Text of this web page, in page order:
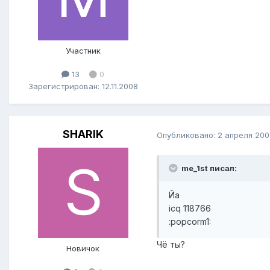
Участник
13
0
Зарегистрирован: 12.11.2008
SHARIK
Новичок
Опубликовано: 2 апреля
me_1st писал:
Йа
icq 118766
:popcorm1:
Чё ты?